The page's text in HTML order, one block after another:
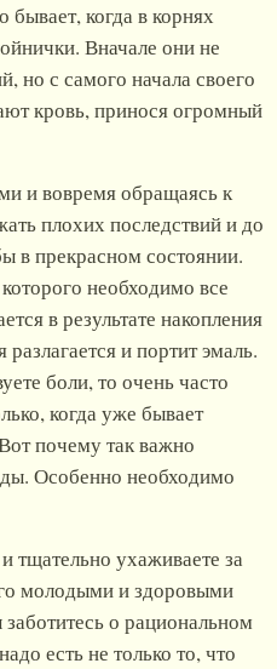
бывает, когда в корнях
Вначале они не
но с самого начала своего
кровь, принося огромный
и вовремя обращаясь к
плохих последствий и до
в прекрасном состоянии.
необходимо все
в результате накопления
и портит эмаль.
боли, то очень часто
когда уже бывает
почему так важно
Особенно необходимо
тщательно ухаживаете за
молодыми и здоровыми
о рациональном
есть не только то, что